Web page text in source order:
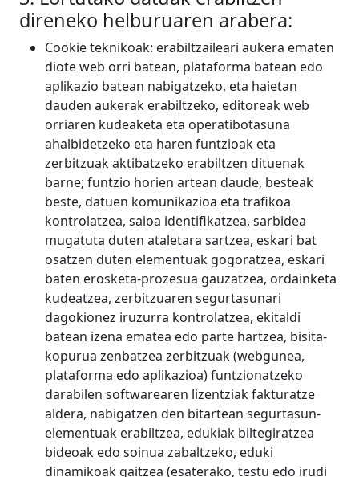
direneko helburuaren arabera:
Cookie teknikoak: erabiltzaileari aukera ematen
diote web orri batean, plataforma batean edo
aplikazio batean nabigatzeko, eta haietan
dauden aukerak erabiltzeko, editoreak web
orriaren kudeaketa eta operatibotasuna
ahalbidetzeko eta haren funtzioak eta
zerbitzuak aktibatzeko erabiltzen dituenak
barne; funtzio horien artean daude, besteak
beste, datuen komunikazioa eta trafikoa
kontrolatzea, saioa identifikatzea, sarbidea
mugatuta duten ataletara sartzea, eskari bat
osatzen duten elementuak gogoratzea, eskari
baten erosketa-prozesua gauzatzea, ordainketa
kudeatzea, zerbitzuaren segurtasunari
dagokionez iruzurra kontrolatzea, ekitaldi
batean izena ematea edo parte hartzea, bisita-
kopurua zenbatzea zerbitzuak (webgunea,
plataforma edo aplikazioa) funtzionatzeko
darabilen softwarearen lizentziak fakturatze
aldera, nabigatzen den bitartean segurtasun-
elementuak erabiltzea, edukiak biltegiratzea
bideoak edo soinua zabaltzeko, eduki
dinamikoak gaitzea (esaterako, testu edo irudi